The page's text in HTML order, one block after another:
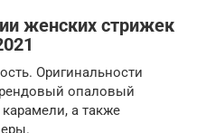
женских стрижек
Оригинальности
опаловый
а также